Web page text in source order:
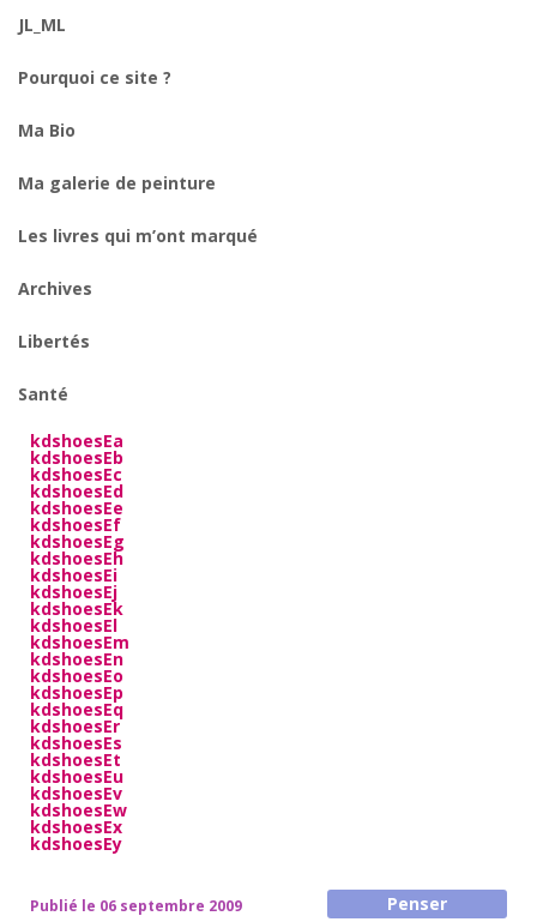
JL_ML
Pourquoi ce site ?
Ma Bio
Ma galerie de peinture
Les livres qui m’ont marqué
Archives
Libertés
Santé
kdshoesEa
kdshoesEb
kdshoesEc
kdshoesEd
kdshoesEe
kdshoesEf
kdshoesEg
kdshoesEh
kdshoesEi
kdshoesEj
kdshoesEk
kdshoesEl
kdshoesEm
kdshoesEn
kdshoesEo
kdshoesEp
kdshoesEq
kdshoesEr
kdshoesEs
kdshoesEt
kdshoesEu
kdshoesEv
kdshoesEw
kdshoesEx
kdshoesEy
Publié le 06 septembre 2009 Penser